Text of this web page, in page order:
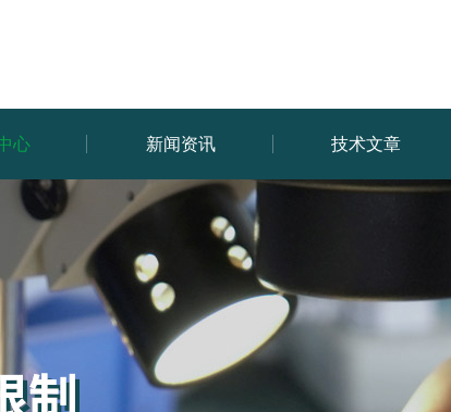
心 新闻资讯 技术文章